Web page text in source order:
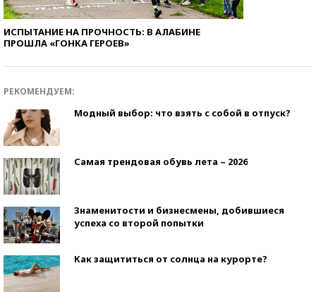
ИСПЫТАНИЕ НА ПРОЧНОСТЬ: В АЛАБИНЕ
ПРОШЛА «ГОНКА ГЕРОЕВ»
РЕКОМЕНДУЕМ:
Модный выбор: что взять с собой в отпуск?
Самая трендовая обувь лета – 2026
Знаменитости и бизнесмены, добившиеся
успеха со второй попытки
Как защититься от солнца на курорте?